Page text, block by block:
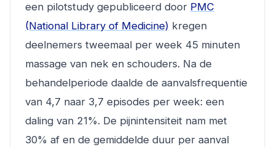
een pilotstudy gepubliceerd door PMC
(National Library of Medicine) kregen
deelnemers tweemaal per week 45 minuten
massage van nek en schouders. Na de
behandelperiode daalde de aanvalsfrequentie
van 4,7 naar 3,7 episodes per week: een
daling van 21%. De pijnintensiteit nam met
30% af en de gemiddelde duur per aanval